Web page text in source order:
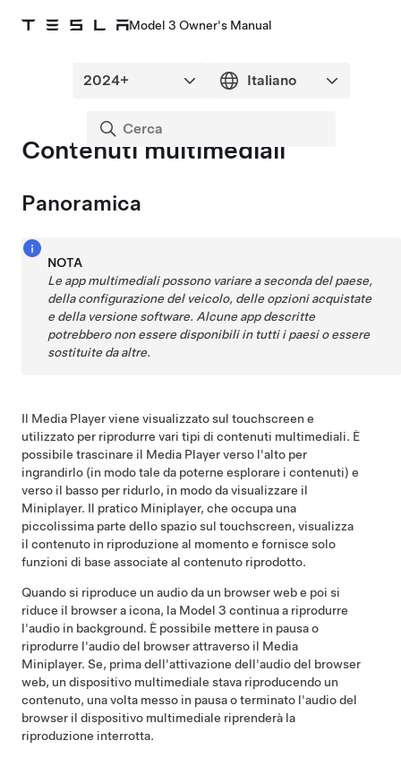
Model 3 Owner's Manual
Contenuti multimediali
Panoramica
NOTA
Le app multimediali possono variare a seconda del paese,
della configurazione del veicolo, delle opzioni acquistate
e della versione software. Alcune app descritte
potrebbero non essere disponibili in tutti i paesi o essere
sostituite da altre.
Il Media Player viene visualizzato sul touchscreen e
utilizzato per riprodurre vari tipi di contenuti multimediali. È
possibile trascinare il Media Player verso l'alto per
ingrandirlo (in modo tale da poterne esplorare i contenuti) e
verso il basso per ridurlo, in modo da visualizzare il
Miniplayer. Il pratico Miniplayer, che occupa una
piccolissima parte dello spazio sul touchscreen, visualizza
il contenuto in riproduzione al momento e fornisce solo
funzioni di base associate al contenuto riprodotto.
Quando si riproduce un audio da un browser web e poi si
riduce il browser a icona, la Model 3 continua a riprodurre
l'audio in background. È possibile mettere in pausa o
riprodurre l'audio del browser attraverso il Media
Miniplayer. Se, prima dell'attivazione dell'audio del browser
web, un dispositivo multimediale stava riproducendo un
contenuto, una volta messo in pausa o terminato l'audio del
browser il dispositivo multimediale riprenderà la
riproduzione interrotta.